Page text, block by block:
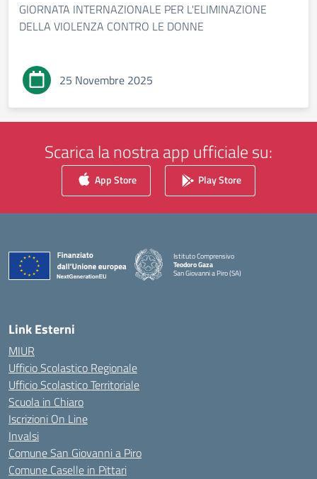
GIORNATA INTERNAZIONALE PER L'ELIMINAZIONE
DELLA VIOLENZA CONTRO LE DONNE
25 Novembre 2025
Scarica la nostra app ufficiale su:
App Store Play Store
Istituto Comprensivo
Teodoro Gaza
San Giovanni a Piro (SA)
Link Esterni
MIUR
Ufficio Scolastico Regionale
Ufficio Scolastico Territoriale
Scuola in Chiaro
Iscrizioni On Line
Invalsi
Comune San Giovanni a Piro
Comune Caselle in Pittari